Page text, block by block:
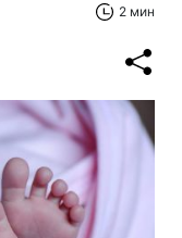
2 мин